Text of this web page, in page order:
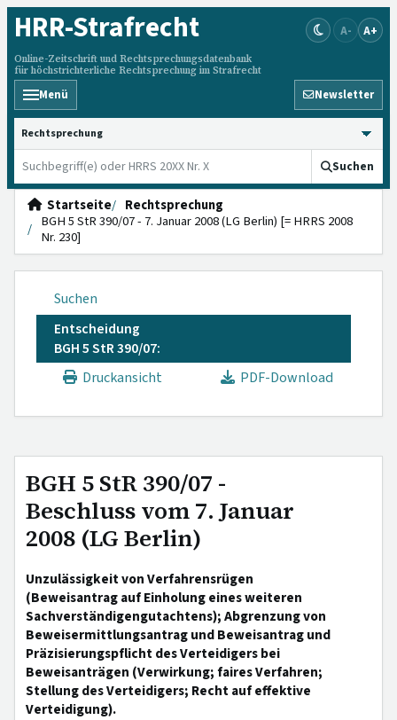
HRR-Strafrecht
Online-Zeitschrift und Rechtsprechungsdatenbank
für höchstrichterliche Rechtsprechung im Strafrecht
A- A+
Menü Newsletter
HRRS durchsuchen
Suchen
Startseite
Rechtsprechung
BGH 5 StR 390/07 - 7. Januar 2008 (LG Berlin) [= HRRS 2008
Nr. 230]
Suchen
Entscheidung
BGH 5 StR 390/07:
Druckansicht
PDF-Download
BGH 5 StR 390/07 -
Beschluss vom 7. Januar
2008 (LG Berlin)
Unzulässigkeit von Verfahrensrügen
(Beweisantrag auf Einholung eines weiteren
Sachverständigengutachtens); Abgrenzung von
Beweisermittlungsantrag und Beweisantrag und
Präzisierungspflicht des Verteidigers bei
Beweisanträgen (Verwirkung; faires Verfahren;
Stellung des Verteidigers; Recht auf effektive
Verteidigung).